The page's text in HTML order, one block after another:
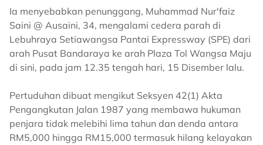
Ia menyebabkan penunggang, Muhammad Nur'faiz
Saini @ Ausaini, 34, mengalami cedera parah di
Lebuhraya Setiawangsa Pantai Expressway (SPE) dari
arah Pusat Bandaraya ke arah Plaza Tol Wangsa Maju
di sini, pada jam 12.35 tengah hari, 15 Disember lalu.
Pertuduhan dibuat mengikut Seksyen 42(1) Akta
Pengangkutan Jalan 1987 yang membawa hukuman
penjara tidak melebihi lima tahun dan denda antara
RM5,000 hingga RM15,000 termasuk hilang kelayakan